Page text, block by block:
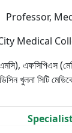
Professor,
Medical
এফসিপিএস
খুলনা সিটি